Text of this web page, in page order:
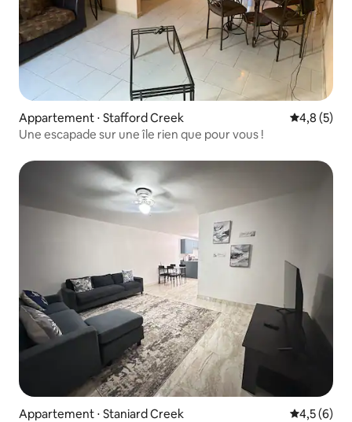
Appartement ⋅ Stafford Creek Évaluation
4,8 (5)
Une escapade sur une île rien que pour vous !
Appartement ⋅ Staniard Creek Évaluation
4,5 (6)